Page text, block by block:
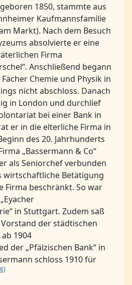
1850, stammte aus
Kaufmannsfamilie
Markt). Nach dem Besuch
absolvierte er eine
Firma
Anschließend begann
Chemie und Physik in
nicht abschloss. Danach
in London und durchlief
bei einer Bank in
er in die elterliche Firma in
des 20. Jahrhunderts
„Bassermann & Co“
als Seniorchef verbunden
wirtschaftliche Betätigung
Firma beschränkt. So war
in Stuttgart. Zudem saß
der städtischen
1904
der „Pfälzischen Bank“ in
schloss 1910 für